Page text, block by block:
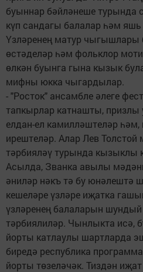
буыннар бәйләнеше турында
күп сандагы балалар һәм яшь
Үзләренең матур чыгышлары
өстәделәр һәм фольклор
өлкән буынга гына кызык
мифны юкка чыгардылар.
- "Росток" ансамбле әлеге
тапкырлар катнашты,
елдан-ел камилләштеләр һәм,
ирештеләр. Алар Лев Толстой
тәрбияләү турында кызыклы
Асылда, Званка авылы
әниләр нәкъ тә бу юнәлештә
кешеләре үзләре иҗатка
үзләренең балаларын
тәрбиялиләр. Чынлыкта исә,
йорты катлаулы шартларда
биредә республика
йорты төзеләчәк. Тиздән